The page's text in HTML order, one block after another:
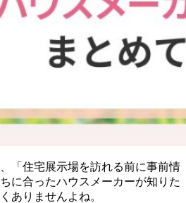
「住宅展示場を訪れる前に事前情
に合ったハウスメーカーが知りた
ありませんよね。